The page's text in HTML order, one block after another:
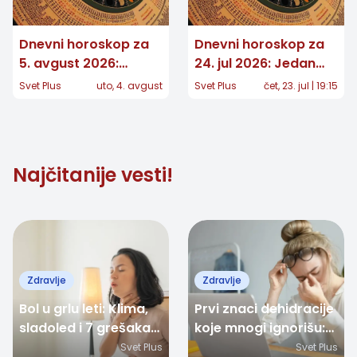
Dnevni horoskop za
5. avgust 2026:
Jednom znaku stiže
Svet Plus uto, 4. avgust
Dnevni horoskop za
24. jul 2026: Jedan
znak čeka važna
Svet Plus čet, 23. jul | 19:15
Najčitanije vesti!
Zdravlje
Bol u grlu leti: Klima,
sladoled i 7 grešaka
Svet Plus
Zdravlje
Prvi znaci dehidracije
koje mnogi ignorišu:
Umor, glavobolja iSvet Plus